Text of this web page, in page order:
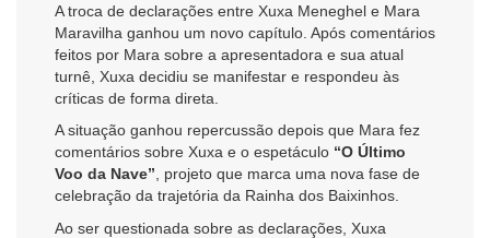
A troca de declarações entre Xuxa Meneghel e Mara
Maravilha ganhou um novo capítulo. Após comentários
feitos por Mara sobre a apresentadora e sua atual
turnê, Xuxa decidiu se manifestar e respondeu às
críticas de forma direta.
A situação ganhou repercussão depois que Mara fez
comentários sobre Xuxa e o espetáculo “O Último
Voo da Nave”, projeto que marca uma nova fase de
celebração da trajetória da Rainha dos Baixinhos.
Ao ser questionada sobre as declarações, Xuxa